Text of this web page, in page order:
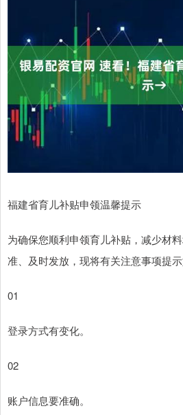
福建省育儿补贴申领温馨提示
为确保您顺利申领育儿补贴，减少材
准、及时发放，现将有关注意事项提示
01
登录方式有变化。
02
账户信息要准确。